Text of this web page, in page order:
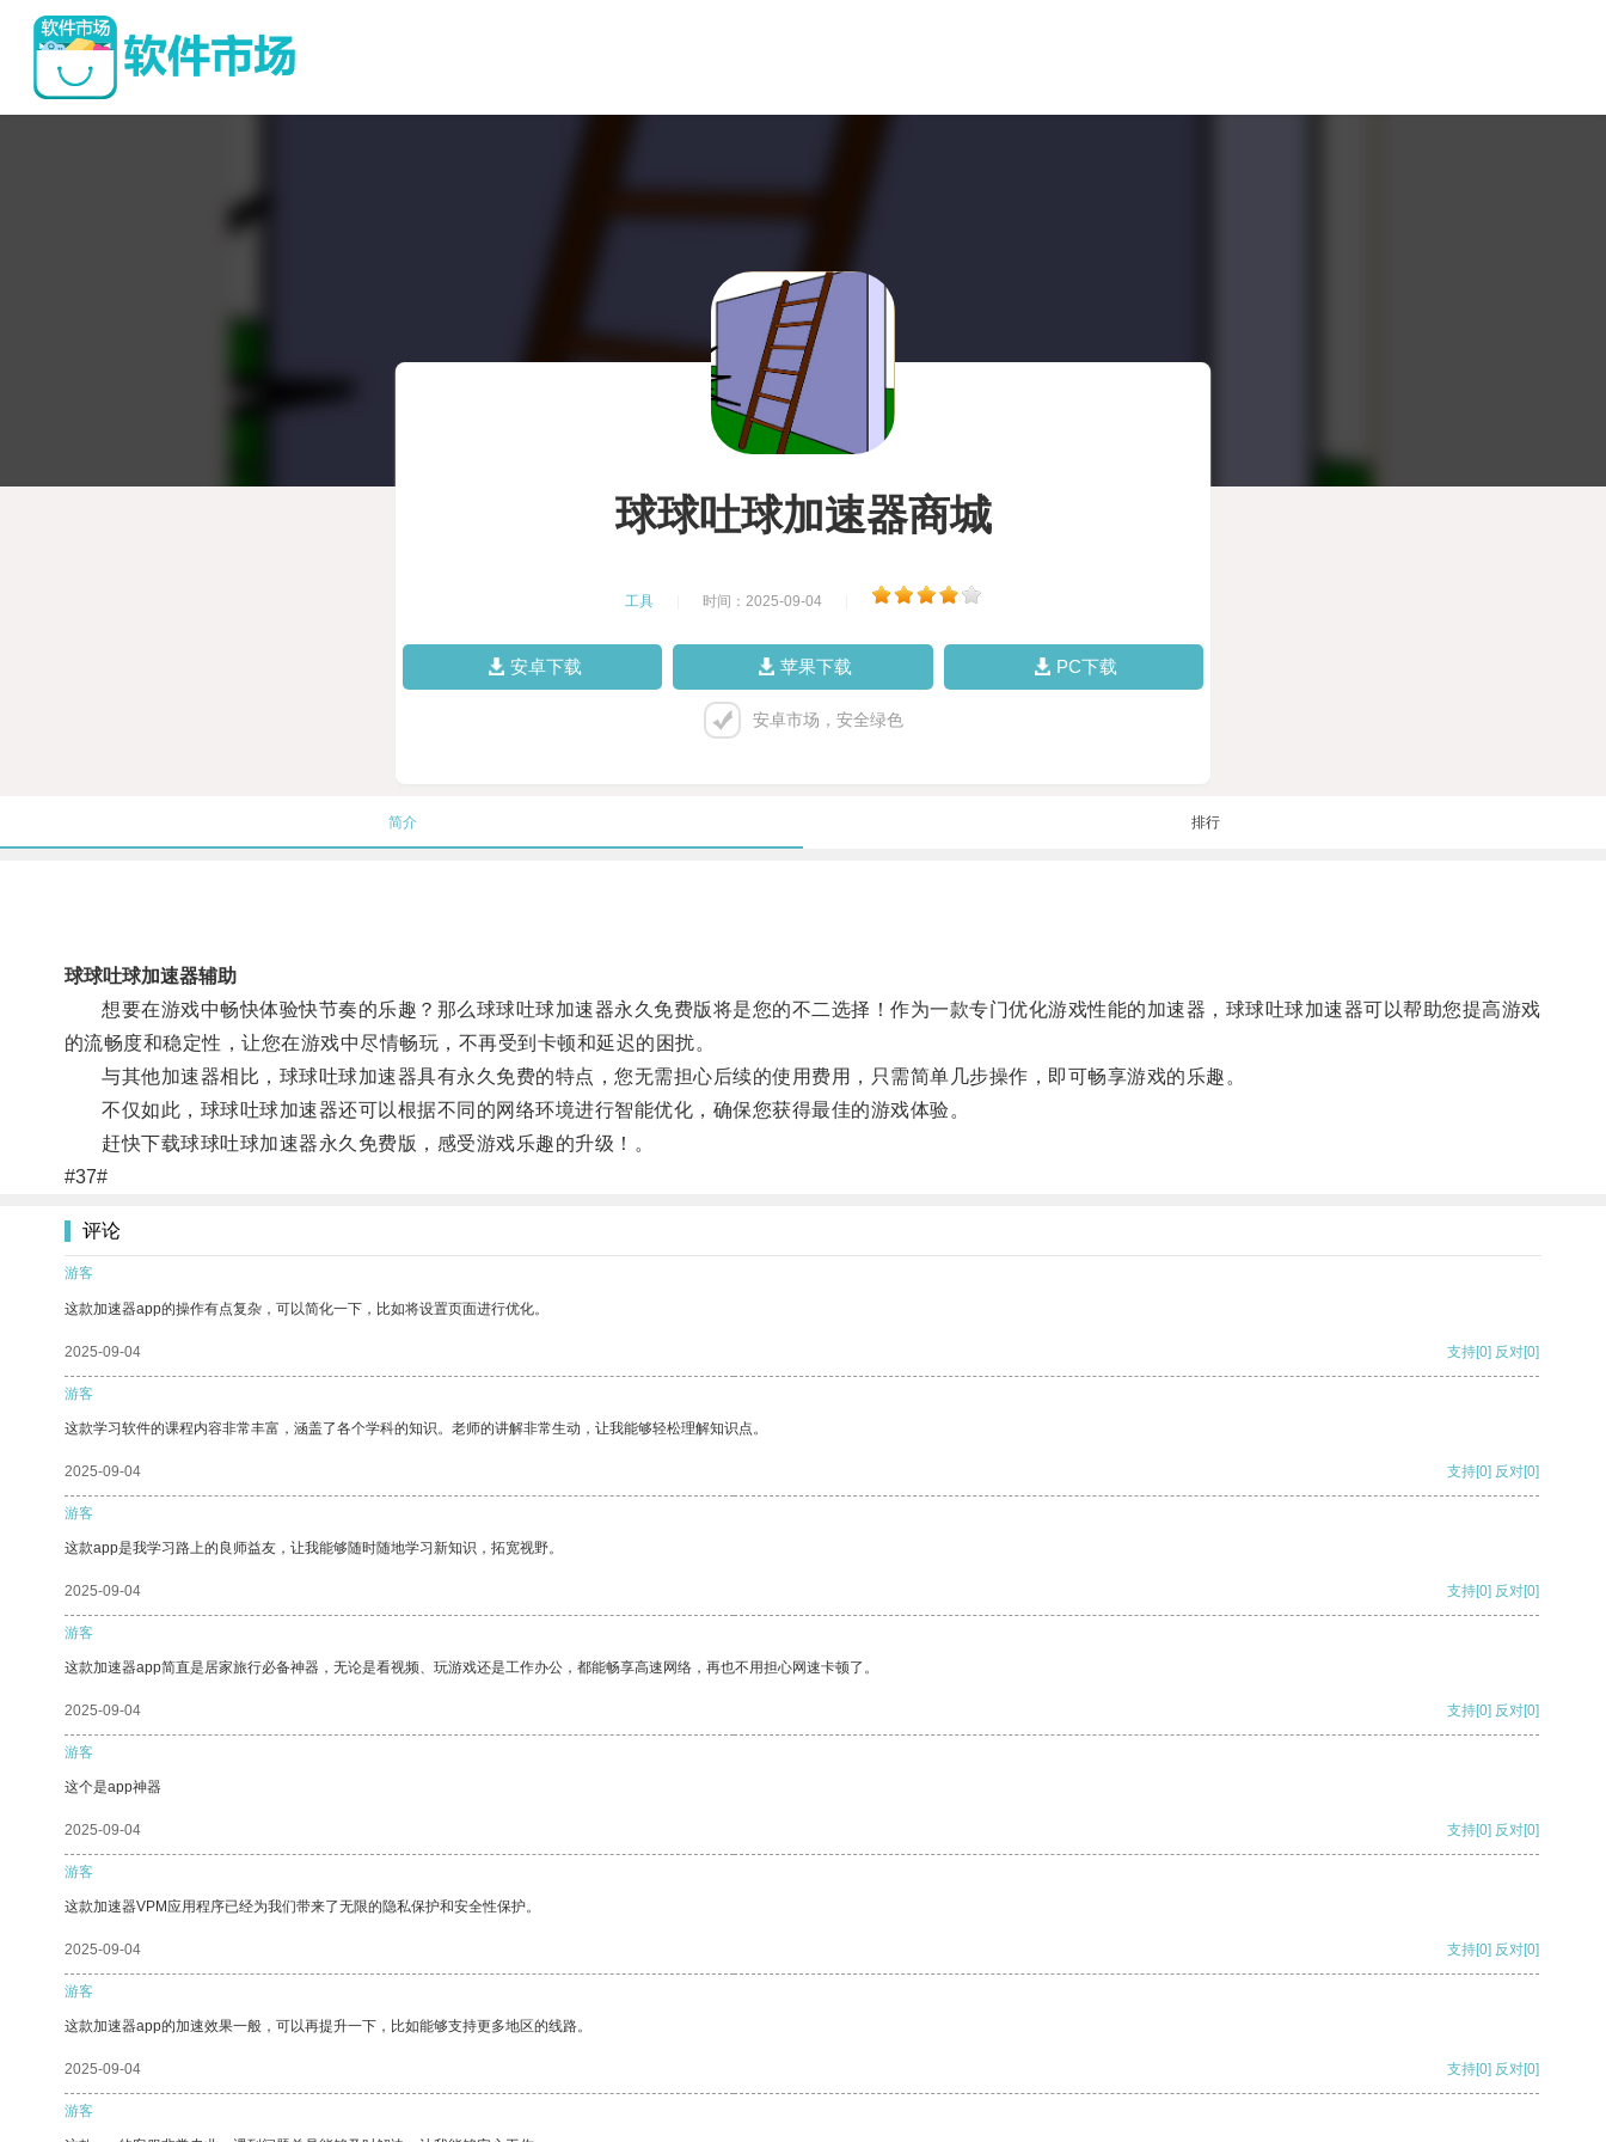
球球吐球加速器商城
工具 时间：2025-09-04
安卓下载 苹果下载 PC下载
安卓市场，安全绿色
简介 排行
球球吐球加速器辅助
想要在游戏中畅快体验快节奏的乐趣？那么球球吐球加速器永久免费版将是您的不二选择！作为一款专门优化游戏性能的加速器，球球吐球加速器可以帮助您提高游戏
的流畅度和稳定性，让您在游戏中尽情畅玩，不再受到卡顿和延迟的困扰。
与其他加速器相比，球球吐球加速器具有永久免费的特点，您无需担心后续的使用费用，只需简单几步操作，即可畅享游戏的乐趣。
不仅如此，球球吐球加速器还可以根据不同的网络环境进行智能优化，确保您获得最佳的游戏体验。
赶快下载球球吐球加速器永久免费版，感受游戏乐趣的升级！。
#37#
评论
游客
这款加速器app的操作有点复杂，可以简化一下，比如将设置页面进行优化。
2025-09-04 支持[0] 反对[0]
游客
这款学习软件的课程内容非常丰富，涵盖了各个学科的知识。老师的讲解非常生动，让我能够轻松理解知识点。
2025-09-04 支持[0] 反对[0]
游客
这款app是我学习路上的良师益友，让我能够随时随地学习新知识，拓宽视野。
2025-09-04 支持[0] 反对[0]
游客
这款加速器app简直是居家旅行必备神器，无论是看视频、玩游戏还是工作办公，都能畅享高速网络，再也不用担心网速卡顿了。
2025-09-04 支持[0] 反对[0]
游客
这个是app神器
2025-09-04 支持[0] 反对[0]
游客
这款加速器VPM应用程序已经为我们带来了无限的隐私保护和安全性保护。
2025-09-04 支持[0] 反对[0]
游客
这款加速器app的加速效果一般，可以再提升一下，比如能够支持更多地区的线路。
2025-09-04 支持[0] 反对[0]
游客